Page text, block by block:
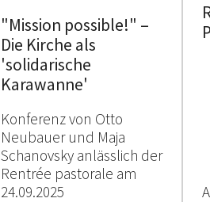
"Mission possible!" –
Die Kirche als
'solidarische
Karawanne'
Konferenz von Otto
Neubauer und Maja
Schanovsky anlässlich der
Rentrée pastorale am
24.09.2025